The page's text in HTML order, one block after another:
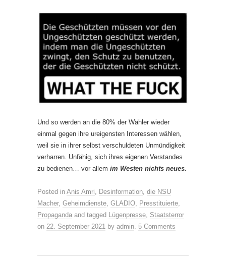
Und so werden an die 80% der Wähler wieder
einmal gegen ihre ureigensten Interessen wählen,
weil sie in ihrer selbst verschuldeten Unmündigkeit
verharren. Unfähig, sich ihres eigenen Verstandes
zu bedienen… vor allem im Westen nichts neues.
Posted in Anis Amri, Desinformation, die NSU
Macher, Geheimdienste, GLADIO, Presstituierte,
Propaganda and tagged Lügenpresse, Staatsterror
on 22. September 2021 by admin. 5 Comments